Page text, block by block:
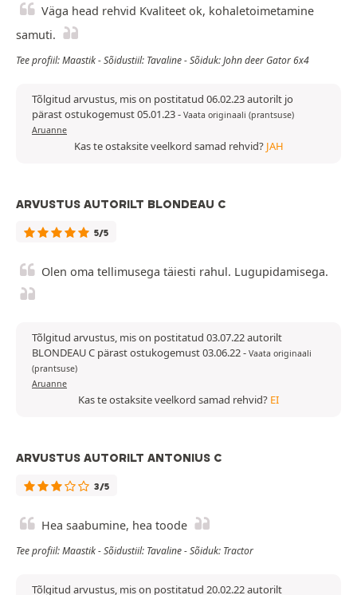
Väga head rehvid Kvaliteet ok, kohaletoimetamine
samuti.
Tee profiil: Maastik - Sõidustiil: Tavaline - Sõiduk: John deer Gator 6x4
Tõlgitud arvustus, mis on postitatud 06.02.23 autorilt jo
pärast ostukogemust 05.01.23- Vaata originaali (prantsuse)
Aruanne
Kas te ostaksite veelkord samad rehvid? JAH
ARVUSTUS AUTORILT BLONDEAU C
5/5
Olen oma tellimusega täiesti rahul. Lugupidamisega.
Tõlgitud arvustus, mis on postitatud 03.07.22 autorilt
BLONDEAU C pärast ostukogemust 03.06.22- Vaata originaali
(prantsuse)
Aruanne
Kas te ostaksite veelkord samad rehvid? EI
ARVUSTUS AUTORILT ANTONIUS C
3/5
Hea saabumine, hea toode
Tee profiil: Maastik - Sõidustiil: Tavaline - Sõiduk: Tractor
Tõlgitud arvustus, mis on postitatud 20.02.22 autorilt